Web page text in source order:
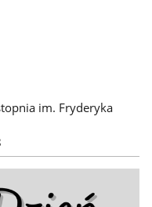
im. Fryderyka